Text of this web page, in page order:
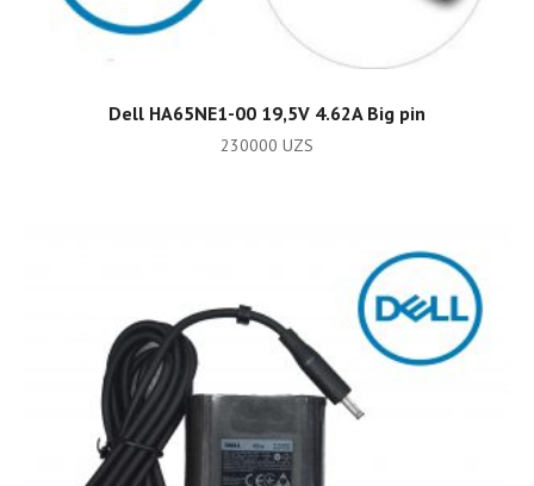
ADD TO CART
Dell HA65NE1-00 19,5V 4.62A Big pin
230000 UZS